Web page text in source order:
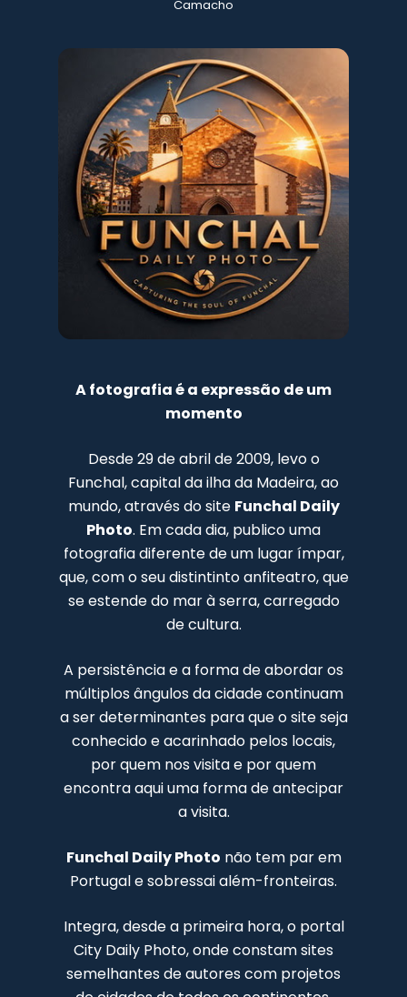
Camacho
A fotografia é a expressão de um
momento
Desde 29 de abril de 2009, levo o
Funchal, capital da ilha da Madeira, ao
mundo, através do site Funchal Daily
Photo. Em cada dia, publico uma
fotografia diferente de um lugar ímpar,
que, com o seu distintinto anfiteatro, que
se estende do mar à serra, carregado
de cultura.
A persistência e a forma de abordar os
múltiplos ângulos da cidade continuam
a ser determinantes para que o site seja
conhecido e acarinhado pelos locais,
por quem nos visita e por quem
encontra aqui uma forma de antecipar
a visita.
Funchal Daily Photo não tem par em
Portugal e sobressai além-fronteiras.
Integra, desde a primeira hora, o portal
City Daily Photo, onde constam sites
semelhantes de autores com projetos